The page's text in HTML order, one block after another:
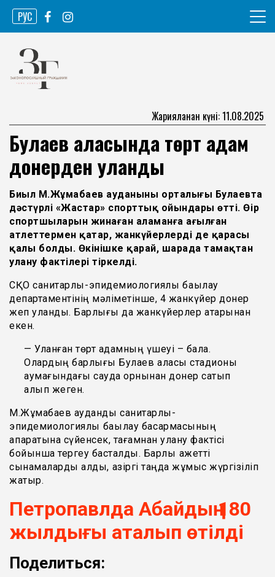
Skip
content
РУС
Законопослушный гражданин
Жарияланған күні: 11.08.2025
Булаев қаласында төрт адам
донерден уланды
Биыл М.Жұмабаев ауданының орталығы Булаевта
дәстүрлі «Жастар» спорттық ойындары өтті. Өңір
спортшыларын жинаған аламанға ағылған
атлеттермен қатар, жанкүйерлердің де қарасы
қалың болды. Өкінішке қарай, шарада тамақтан
улану фактілері тіркелді.
СҚО санитарлық-эпидемиологиялық бақылау
департаментінің мәліметінше, 4 жанкүйер донер
жеп уланды. Барлығы да жанкүйерлер қатарынан
екен.
— Уланған төрт адамның үшеуі – бала.
Олардың барлығы Булаев қаласы стадионы
аумағындағы сауда орнынан донер сатып
алып жеген.
М.Жұмабаев аудандық санитарлық-
эпидемиологиялық бақылау басқармасының
ақпаратына сүйенсек, тағамнан улану фактісі
бойынша тергеу басталды. Барлық қажетті
сынамаларды алды, қазіргі таңда жұмыс жүргізіліп
жатыр.
Петропавлда Абайдың 180
жылдығы аталып өтілді
Поделиться: